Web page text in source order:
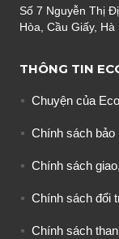
Số 7 Nguyễn Thị
Hòa, Cầu Giấy, Hà
THÔNG TIN
Chuyện của
Chính sách bảo
Chính sách
Chính sách đổi
Chính sách